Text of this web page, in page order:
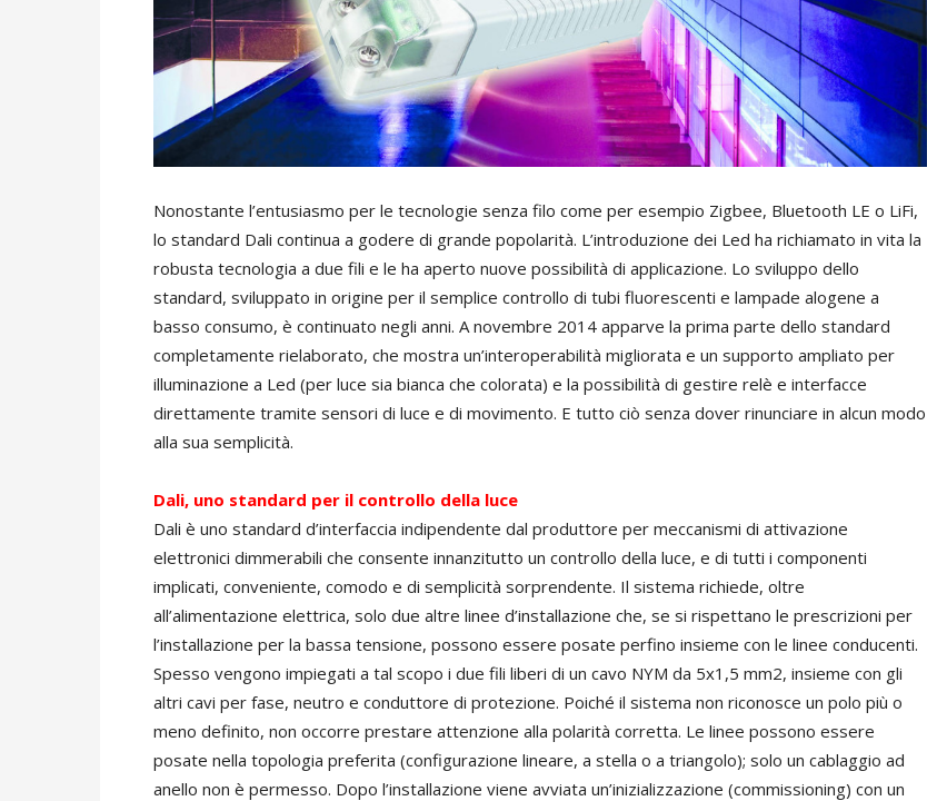
Nonostante l’entusiasmo per le tecnologie senza filo come per esempio Zigbee, Bluetooth LE o LiFi,
lo standard Dali continua a godere di grande popolarità. L’introduzione dei Led ha richiamato in vita la
robusta tecnologia a due fili e le ha aperto nuove possibilità di applicazione. Lo sviluppo dello
standard, sviluppato in origine per il semplice controllo di tubi fluorescenti e lampade alogene a
basso consumo, è continuato negli anni. A novembre 2014 apparve la prima parte dello standard
completamente rielaborato, che mostra un’interoperabilità migliorata e un supporto ampliato per
illuminazione a Led (per luce sia bianca che colorata) e la possibilità di gestire relè e interfacce
direttamente tramite sensori di luce e di movimento. E tutto ciò senza dover rinunciare in alcun modo
alla sua semplicità.
Dali, uno standard per il controllo della luce
Dali è uno standard d’interfaccia indipendente dal produttore per meccanismi di attivazione
elettronici dimmerabili che consente innanzitutto un controllo della luce, e di tutti i componenti
implicati, conveniente, comodo e di semplicità sorprendente. Il sistema richiede, oltre
all’alimentazione elettrica, solo due altre linee d’installazione che, se si rispettano le prescrizioni per
l’installazione per la bassa tensione, possono essere posate perfino insieme con le linee conducenti.
Spesso vengono impiegati a tal scopo i due fili liberi di un cavo NYM da 5x1,5 mm2, insieme con gli
altri cavi per fase, neutro e conduttore di protezione. Poiché il sistema non riconosce un polo più o
meno definito, non occorre prestare attenzione alla polarità corretta. Le linee possono essere
posate nella topologia preferita (configurazione lineare, a stella o a triangolo); solo un cablaggio ad
anello non è permesso. Dopo l’installazione viene avviata un’inizializzazione (commissioning) con un